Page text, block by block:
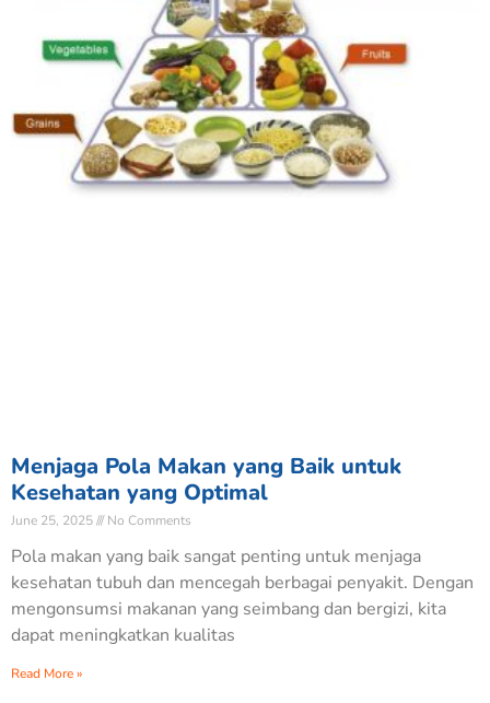
Menjaga Pola Makan yang Baik untuk
Kesehatan yang Optimal
June 25, 2025 No Comments
Pola makan yang baik sangat penting untuk menjaga
kesehatan tubuh dan mencegah berbagai penyakit. Dengan
mengonsumsi makanan yang seimbang dan bergizi, kita
dapat meningkatkan kualitas
Read More »